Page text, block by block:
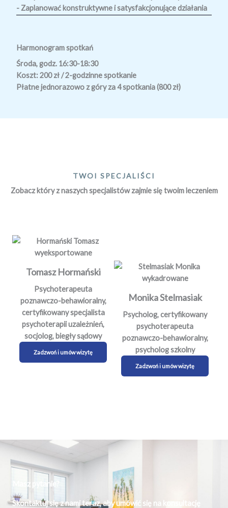
- Zaplanować konstruktywne i satysfakcjonujące działania
Harmonogram spotkań
Środa, godz. 16:30-18:30
Koszt: 200 zł / 2-godzinne spotkanie
Płatne jednorazowo z góry za 4 spotkania (800 zł)
TWOI SPECJALIŚCI
Zobacz który z naszych specjalistów zajmie się twoim leczeniem
Tomasz Hormański
Psychoterapeuta
poznawczo-behawioralny,
certyfikowany specjalista
psychoterapii uzależnień,
socjolog, biegły sądowy
Zadzwoń i umów wizytę
Monika Stelmasiak
Psycholog, certyfikowany
psychoterapeuta
poznawczo-behawioralny,
psycholog szkolny
Zadzwoń i umów wizytę
Masz pytanie?
Skontaktuj się z nami teraz, aby umówić się na konsultację